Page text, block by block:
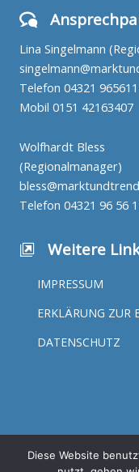
Lina Singelmann
Telefon 04321
Mobil 0151 42163407
Wolfhardt Bless
(Regionalmanager)
Telefon 04321 96 56
Weitere
IMPRESSUM
ERKLÄRUNG ZUR
DATENSCHUTZ
Diese Website